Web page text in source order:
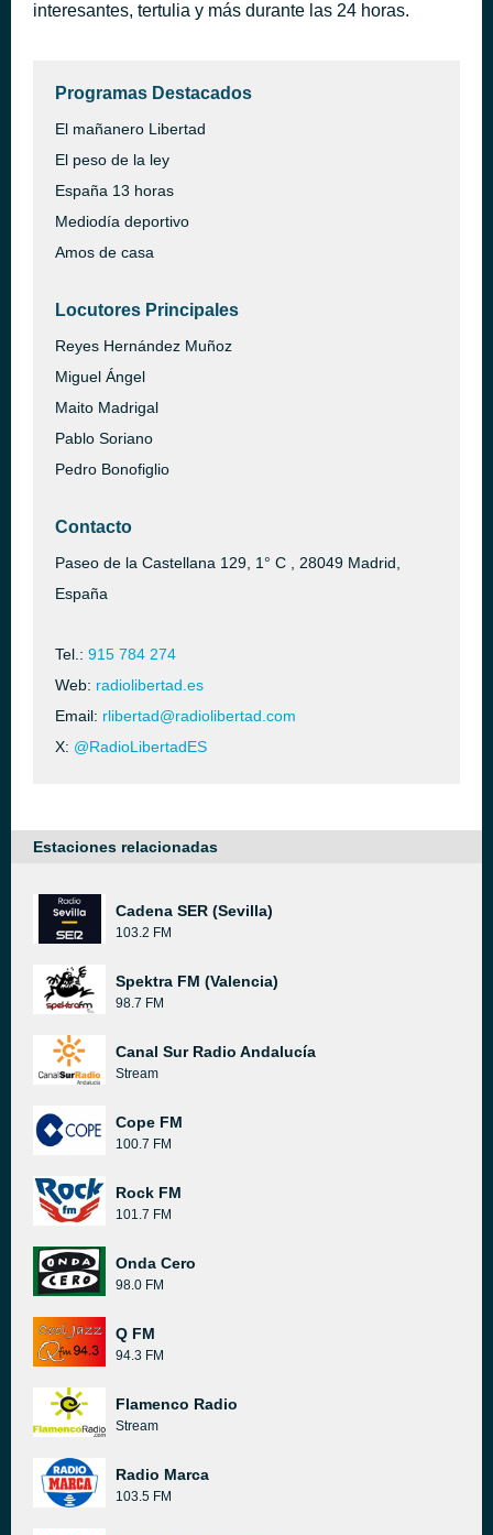
interesantes, tertulia y más durante las 24 horas.
Programas Destacados
El mañanero Libertad
El peso de la ley
España 13 horas
Mediodía deportivo
Amos de casa
Locutores Principales
Reyes Hernández Muñoz
Miguel Ángel
Maito Madrigal
Pablo Soriano
Pedro Bonofiglio
Contacto
Paseo de la Castellana 129, 1° C , 28049 Madrid,
España
Tel.: 915 784 274
Web: radiolibertad.es
Email: rlibertad@radiolibertad.com
X: @RadioLibertadES
Estaciones relacionadas
Cadena SER (Sevilla)
103.2 FM
Spektra FM (Valencia)
98.7 FM
Canal Sur Radio Andalucía
Stream
Cope FM
100.7 FM
Rock FM
101.7 FM
Onda Cero
98.0 FM
Q FM
94.3 FM
Flamenco Radio
Stream
Radio Marca
103.5 FM